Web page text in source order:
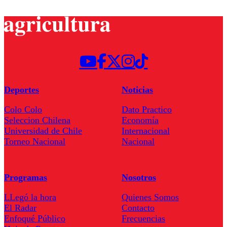
Deportes
Colo Colo
Seleccion Chilena
Universidad de Chile
Torneo Nacional
Noticias
Dato Practico
Economía
Internacional
Nacional
Programas
LLegó la hora
El Radar
Enfoqué Público
Nosotros
Quienes Somos
Contacto
Frecuencias